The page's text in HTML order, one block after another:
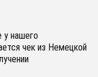
нашего
чек из Немецкой